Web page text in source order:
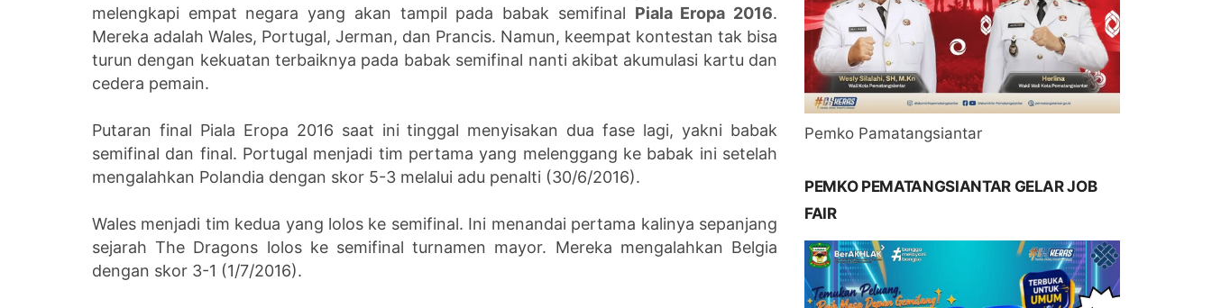
melengkapi empat negara yang akan tampil pada babak semifinal Piala Eropa 2016.
Mereka adalah Wales, Portugal, Jerman, dan Prancis. Namun, keempat kontestan tak bisa
turun dengan kekuatan terbaiknya pada babak semifinal nanti akibat akumulasi kartu dan
cedera pemain.
Putaran final Piala Eropa 2016 saat ini tinggal menyisakan dua fase lagi, yakni babak
semifinal dan final. Portugal menjadi tim pertama yang melenggang ke babak ini setelah
mengalahkan Polandia dengan skor 5-3 melalui adu penalti (30/6/2016).
Wales menjadi tim kedua yang lolos ke semifinal. Ini menandai pertama kalinya sepanjang
sejarah The Dragons lolos ke semifinal turnamen mayor. Mereka mengalahkan Belgia
dengan skor 3-1 (1/7/2016).
Pemko Pamatangsiantar
PEMKO PEMATANGSIANTAR GELAR JOB
FAIR